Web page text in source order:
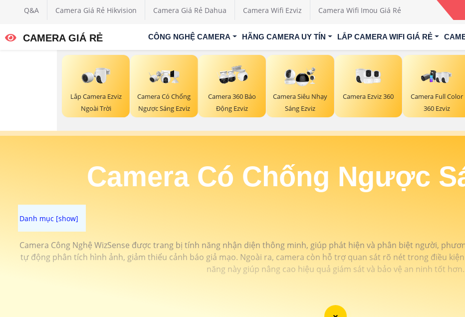
Q&A Camera Giá Rẻ Hikvision Camera Giá Rẻ Dahua Camera Wifi Ezviz Camera Wifi Imou Giá Rẻ
CAMERA GIÁ RẺ CÔNG NGHỆ CAMERA HÃNG CAMERA UY TÍN LẮP CAMERA WIFI GIÁ RẺ
Lắp Camera Ezviz
Ngoài Trời
Camera Có Chống
Ngược Sáng Ezviz
Camera 360 Báo
Động Ezviz
Camera Siêu Nhạy
Sáng Ezviz
Camera Ezviz 360
Camera Full Color
360 Ezviz
Camera Có Chống Ngược
Camera Công Nghệ WizSense được trang bị tính năng nhận diện thông minh, giúp phát hiện và phân biệt người,
tự động phân tích hình ảnh, giảm thiểu cảnh báo giả mạo. Ngoài ra, camera còn hỗ trợ quan sát rõ nét trong điều
năng này giúp nâng cao hiệu quả giám sát và bảo vệ an ninh tốt hơn.